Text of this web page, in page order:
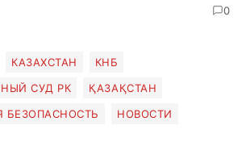
0
КАЗАХСТАН
КНБ
СУД РК
ҚАЗАҚСТАН
БЕЗОПАСНОСТЬ
НОВОСТИ